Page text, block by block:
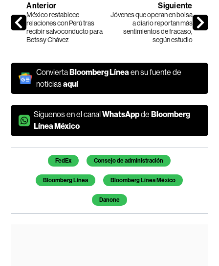
Anterior
México restablece
relaciones con Perú tras
recibir salvoconducto para
Betssy Chávez
Siguiente
Jóvenes que operan en bolsa
a diario reportan más
sentimientos de fracaso,
según estudio
ConviertaBloomberg Línea en su fuente de
noticiasaquí
Síguenos en el canalWhatsAppdeBloomberg
Línea México
Temas de este artículo
FedEx Consejo de administración
Bloomberg Línea Bloomberg Línea México
Danone